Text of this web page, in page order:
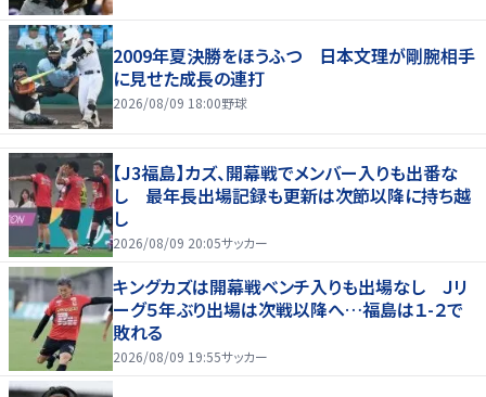
2009年夏決勝をほうふつ 日本文理が剛腕相手
に見せた成長の連打
2026/08/09 18:00野球
【J3福島】カズ、開幕戦でメンバー入りも出番な
し 最年長出場記録も更新は次節以降に持ち越
し
2026/08/09 20:05サッカー
キングカズは開幕戦ベンチ入りも出場なし Ｊリ
ーグ５年ぶり出場は次戦以降へ…福島は１-２で
敗れる
2026/08/09 19:55サッカー